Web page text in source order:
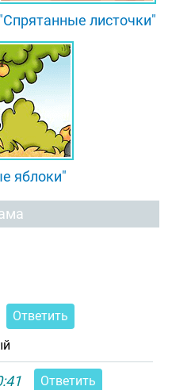
"Спрятанные листочки"
яблоки"
Ответить
Ответить